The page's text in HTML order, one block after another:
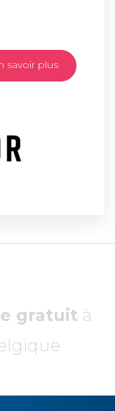
savoir plus
gratuit à